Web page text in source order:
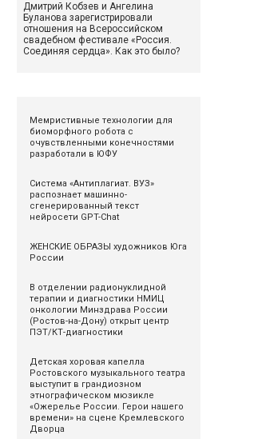
Дмитрий Кобзев и Ангелина
Буланова зарегистрировали
отношения на Всероссийском
свадебном фестивале «Россия.
Соединяя сердца». Как это было?
Мемристивные технологии для
биоморфного робота с
очувствленными конечностями
разработали в ЮФУ
Система «Антиплагиат. ВУЗ»
распознаeт машинно-
сгенерированный текст
нейросети GPT-Chat
ЖЕНСКИЕ ОБРАЗЫ художников Юга
России
В отделении радионуклидной
терапии и диагностики НМИЦ
онкологии Минздрава России
(Ростов-на-Дону) открыт центр
ПЭТ/КТ-диагностики
Детская хоровая капелла
Ростовского музыкального театра
выступит в грандиозном
этнографическом мюзикле
«Ожерелье России. Герои нашего
времени» на сцене Кремлевского
Дворца